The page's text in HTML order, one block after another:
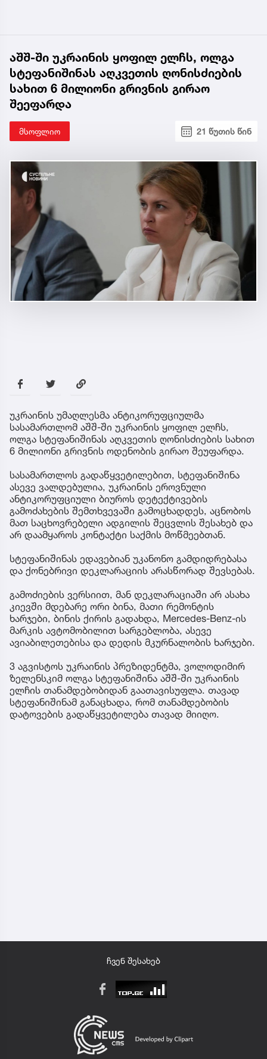
აშშ-ში უკრაინის ყოფილ ელჩს, ოლგა
სტეფანიშინას აღკვეთის ღონისძიების
სახით 6 მილიონი გრივნის გირაო
შეეფარდა
მსოფლიო 21 წუთის წინ
უკრაინის უმაღლესმა ანტიკორუფციულმა
სასამართლომ აშშ-ში უკრაინის ყოფილ ელჩს,
ოლგა სტეფანიშინას აღკვეთის ღონისძიების სახით
6 მილიონი გრივნის ოდენობის გირაო შეუფარდა.
სასამართლოს გადაწყვეტილებით, სტეფანიშინა
ასევე ვალდებულია, უკრაინის ეროვნული
ანტიკორუფციული ბიუროს დეტექტივების
გამოძახების შემთხვევაში გამოცხადდეს, აცნობოს
მათ საცხოვრებელი ადგილის შეცვლის შესახებ და
არ დაამყაროს კონტაქტი საქმის მოწმეებთან.
სტეფანიშინას ედავებიან უკანონო გამდიდრებასა
და ქონებრივი დეკლარაციის არასწორად შევსებას.
გამოძიების ვერსიით, მან დეკლარაციაში არ ასახა
კიევში მდებარე ორი ბინა, მათი რემონტის
ხარჯები, ბინის ქირის გადახდა, Mercedes-Benz-ის
მარკის ავტომობილით სარგებლობა, ასევე
ავიაბილეთებისა და დედის მკურნალობის ხარჯები.
3 აგვისტოს უკრაინის პრეზიდენტმა, ვოლოდიმირ
ზელენსკიმ ოლგა სტეფანიშინა აშშ-ში უკრაინის
ელჩის თანამდებობიდან გაათავისუფლა. თავად
სტეფანიშინამ განაცხადა, რომ თანამდებობის
დატოვების გადაწყვეტილება თავად მიიღო.
ჩვენ შესახებ